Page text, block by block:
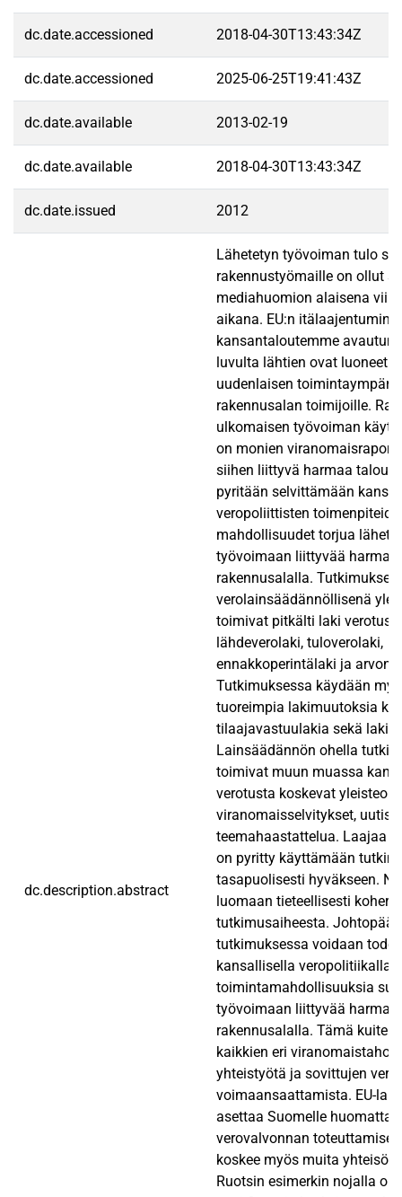
dc.date.accessioned 2018-04-30T13:43:34Z
dc.date.accessioned 2025-06-25T19:41:43Z
dc.date.available 2013-02-19
dc.date.available 2018-04-30T13:43:34Z
dc.date.issued 2012
dc.description.abstract
Lähetetyn työvoiman tulo
rakennustyömaille on ollut
mediahuomion alaisena
aikana. EU:n
kansantaloutemme
luvulta lähtien ovat luoneet
uudenlaisen
rakennusalan toimijoille.
ulkomaisen työvoiman
on monien
siihen liittyvä harmaa
pyritään selvittämään
veropoliittisten
mahdollisuudet torjua
työvoimaan liittyvää
rakennusalalla. Tutkimuksen
verolainsäädännöllisenä
toimivat pitkälti laki
lähdeverolaki, tuloverolaki,
ennakkoperintälaki ja
Tutkimuksessa käydään
tuoreimpia lakimuutoksia
tilaajavastuulakia sekä lakia
Lainsäädännön ohella
toimivat muun muassa
verotusta koskevat
viranomaisselvitykset,
teemahaastattelua. Laajaa
on pyritty käyttämään
tasapuolisesti hyväkseen.
luomaan tieteellisesti
tutkimusaiheesta.
tutkimuksessa voidaan
kansallisella veropolitiikalla
toimintamahdollisuuksia
työvoimaan liittyvää
rakennusalalla. Tämä
kaikkien eri
yhteistyötä ja sovittujen
voimaansaattamista. EU-
asettaa Suomelle
verovalvonnan
koskee myös muita yhteisön
Ruotsin esimerkin nojalla